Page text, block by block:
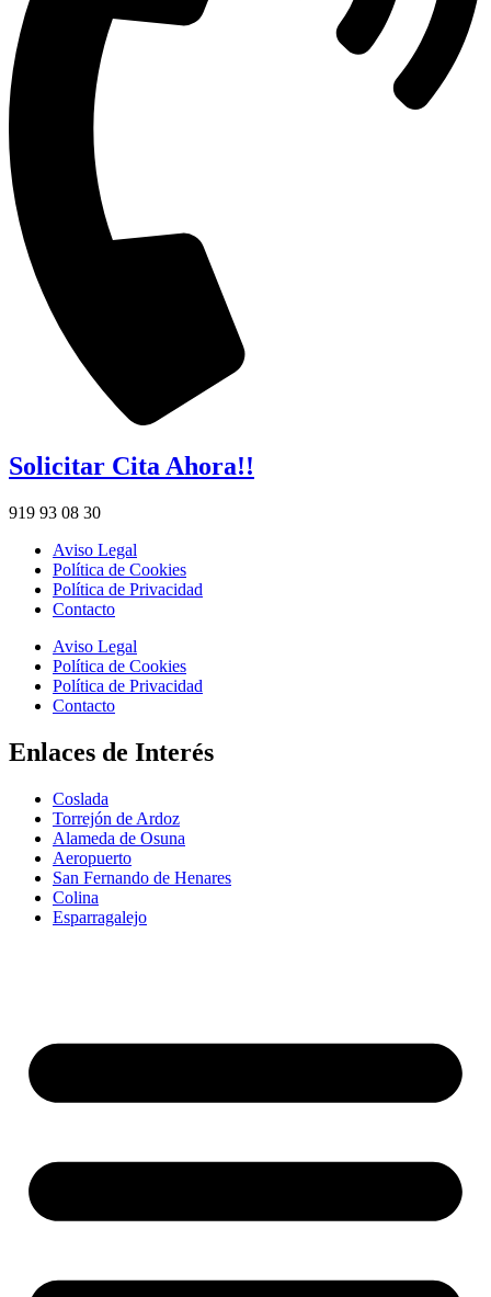
Solicitar Cita Ahora!!
919 93 08 30
Aviso Legal
Política de Cookies
Política de Privacidad
Contacto
Aviso Legal
Política de Cookies
Política de Privacidad
Contacto
Enlaces de Interés
Coslada
Torrejón de Ardoz
Alameda de Osuna
Aeropuerto
San Fernando de Henares
Colina
Esparragalejo